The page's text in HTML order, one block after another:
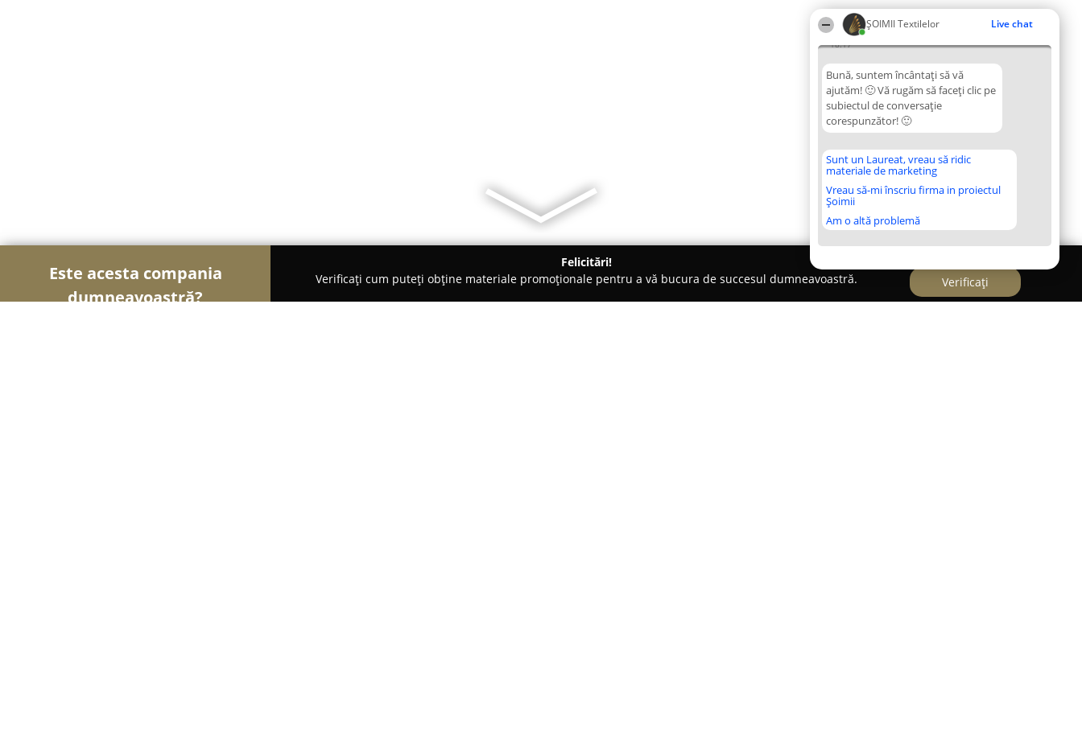
ȘOIMII Textilelor Live chat
18:17
Bună, suntem încântați să vă
ajutăm! 🙂 Vă rugăm să faceți clic pe
subiectul de conversație
corespunzător! 🙂
Sunt un Laureat, vreau să ridic
materiale de marketing
Vreau să-mi înscriu firma in proiectul
Șoimii
Am o altă problemă
Este acesta compania
dumneavoastră?
Felicitări!
Verificați cum puteți obține materiale promoționale pentru a vă bucura de succesul dumneavoastră.
Verificați